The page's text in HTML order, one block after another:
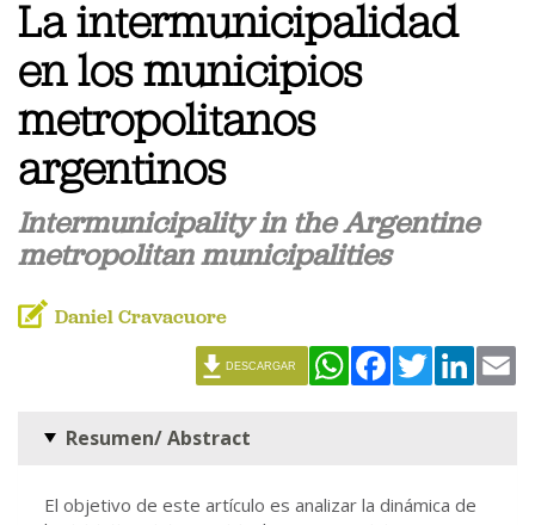
La intermunicipalidad
en los municipios
metropolitanos
argentinos
Intermunicipality in the Argentine
metropolitan municipalities
Daniel Cravacuore
WhatsAppFacebookTwitter
DESCARGAR
Resumen/ Abstract
El objetivo de este artículo es analizar la dinámica de